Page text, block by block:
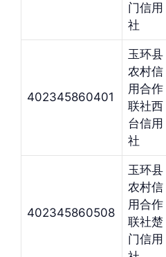
门信用
社
402345860401
玉环县
农村信
用合作
联社西
台信用
社
402345860508
玉环县
农村信
用合作
联社楚
门信用